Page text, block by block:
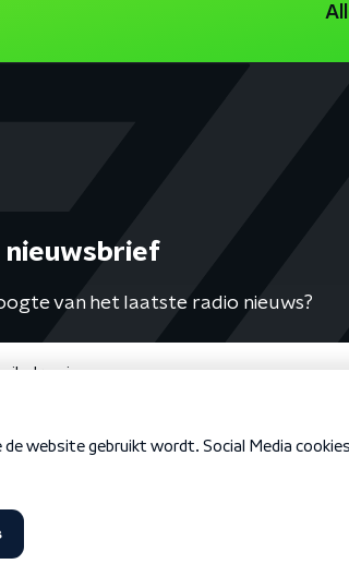
nieuwsbrief
van het laatste radio nieuws?